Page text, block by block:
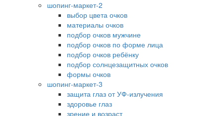
шопинг-маркет-2
выбор цвета очков
материалы очков
подбор очков мужчине
подбор очков по форме лица
подбор очков ребёнку
подбор солнцезащитных очков
формы очков
шопинг-маркет-3
защита глаз от УФ-излучения
здоровье глаз
зрение и возраст